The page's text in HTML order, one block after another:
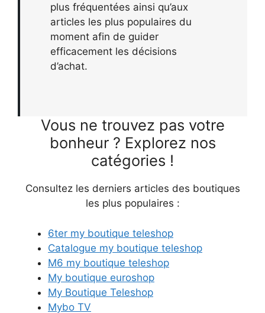
plus fréquentées ainsi qu’aux
articles les plus populaires du
moment afin de guider
efficacement les décisions
d’achat.
Vous ne trouvez pas votre
bonheur ? Explorez nos
catégories !
Consultez les derniers articles des boutiques
les plus populaires :
6ter my boutique teleshop
Catalogue my boutique teleshop
M6 my boutique teleshop
My boutique euroshop
My Boutique Teleshop
Mybo TV